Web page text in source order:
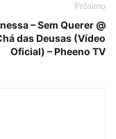
Próximo
– Sem Querer @
das Deusas (Vídeo
Oficial) – Pheeno TV